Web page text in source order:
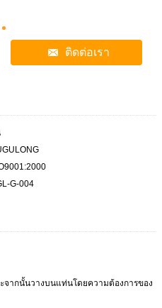
ติดต่อเรา
G-004
จากนั้นวางบนแท่นโดยความต้องการของ